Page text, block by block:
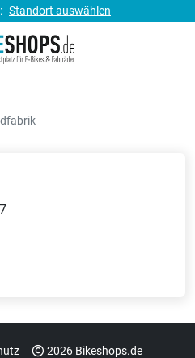
Standort auswählen
2026 Bikeshops.de